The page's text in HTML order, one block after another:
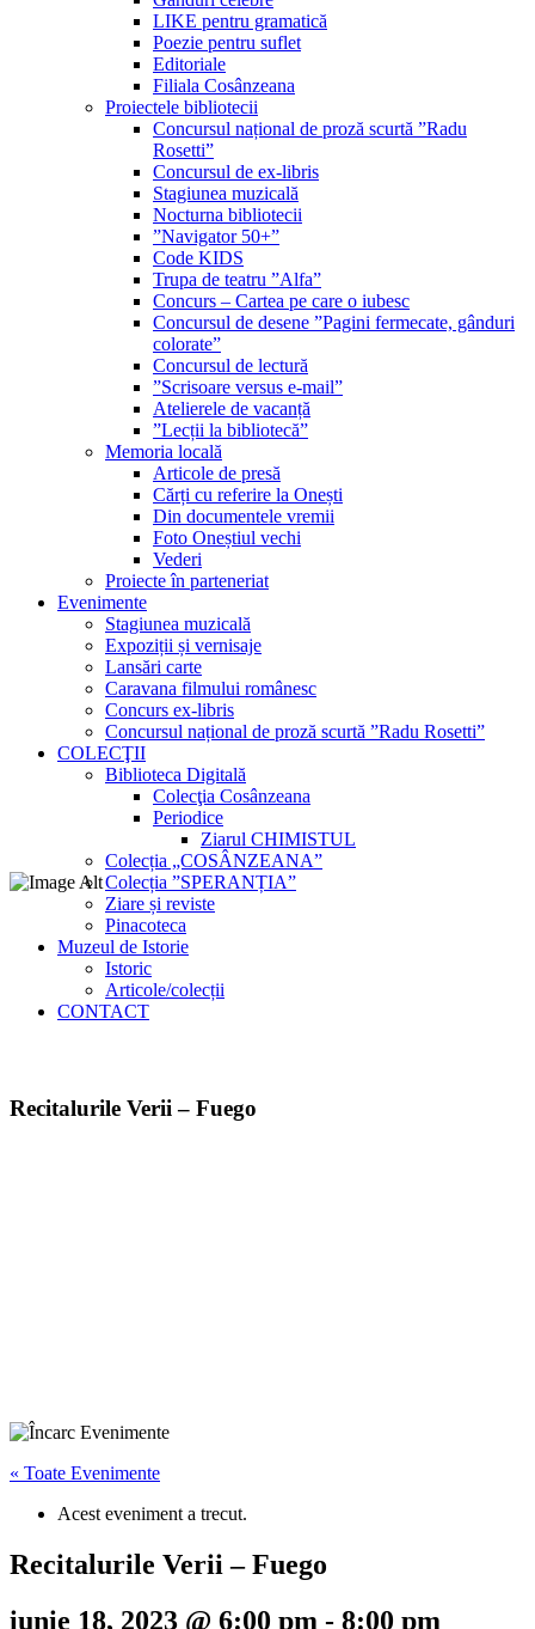
LIKE pentru gramatică
Poezie pentru suflet
Editoriale
Filiala Cosânzeana
Proiectele bibliotecii
Concursul național de proză scurtă ”Radu
Rosetti”
Concursul de ex-libris
Stagiunea muzicală
Nocturna bibliotecii
”Navigator 50+”
Code KIDS
Trupa de teatru ”Alfa”
Concurs – Cartea pe care o iubesc
Concursul de desene ”Pagini fermecate, gânduri
colorate”
Concursul de lectură
”Scrisoare versus e-mail”
Atelierele de vacanță
”Lecții la bibliotecă”
Memoria locală
Articole de presă
Cărți cu referire la Onești
Din documentele vremii
Foto Oneștiul vechi
Vederi
Proiecte în parteneriat
Evenimente
Stagiunea muzicală
Expoziții și vernisaje
Lansări carte
Caravana filmului românesc
Concurs ex-libris
Concursul național de proză scurtă ”Radu Rosetti”
COLECŢII
Biblioteca Digitală
Colecţia Cosânzeana
Periodice
Ziarul CHIMISTUL
Colecția „COSÂNZEANA”
Colecția ”SPERANȚIA”
Ziare și reviste
Pinacoteca
Muzeul de Istorie
Istoric
Articole/colecții
CONTACT
Recitalurile Verii – Fuego
« Toate Evenimente
Acest eveniment a trecut.
Recitalurile Verii – Fuego
iunie 18, 2023 @ 6:00 pm - 8:00 pm